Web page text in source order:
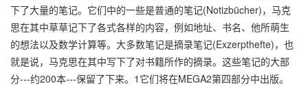
下了大量的笔记。它们中的一些是普通的笔记(Notizbücher)，马克
思在其中草草记下了各式各样的内容，例如地址、书名、他所萌生
的想法以及数学计算等。大多数笔记是摘录笔记(Exzerpthefte)，也
就是说，马克思在其中写下了对书籍所作的摘录。这些笔记的大部
分---约200本---保留了下来。1它们将在MEGA2第四部分中出版。